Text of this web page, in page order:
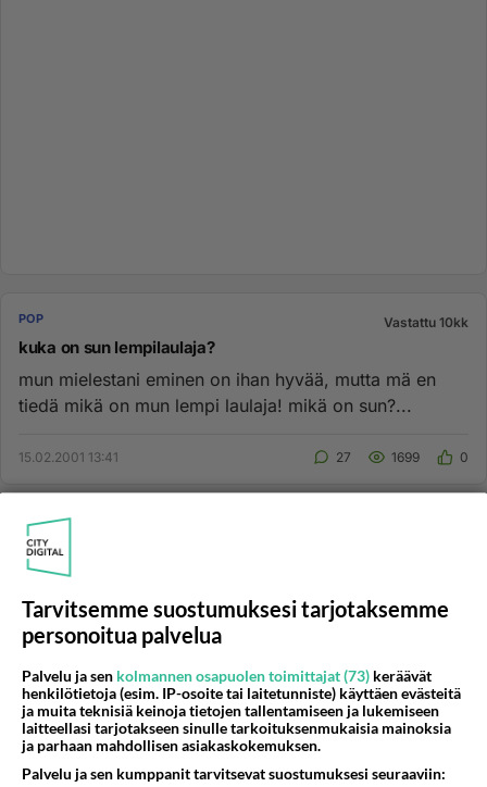
POP Vastattu 10kk
kuka on sun lempilaulaja?
mun mielestani eminen on ihan hyvää, mutta mä en
tiedä mikä on mun lempi laulaja! mikä on sun?...
15.02.2001 13:41 27 1699 0
POP
Turo's Hevi Gee
laskenut Haran lähtemisen jälkeen. Uusin levy on jo
täyttä paskaa. ...
20.12.2008 17:07 5 508
POP
mombasa
Tarvitsemme suostumuksesi tarjotaksemme
personoitua palvelua
Palvelu ja sen kolmannen osapuolen toimittajat (73) keräävät
henkilötietoja (esim. IP-osoite tai laitetunniste) käyttäen evästeitä
ja muita teknisiä keinoja tietojen tallentamiseen ja lukemiseen
laitteellasi tarjotakseen sinulle tarkoituksenmukaisia mainoksia
ja parhaan mahdollisen asiakaskokemuksen.
Palvelu ja sen kumppanit tarvitsevat suostumuksesi seuraaviin: